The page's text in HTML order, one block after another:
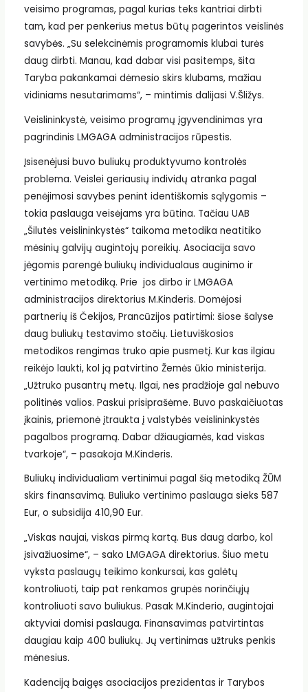
veisimo programas, pagal kurias teks kantriai dirbti
tam, kad per penkerius metus būtų pagerintos veislinės
savybės. „Su selekcinėmis programomis klubai turės
daug dirbti. Manau, kad dabar visi pasitemps, šita
Taryba pakankamai dėmesio skirs klubams, mažiau
vidiniams nesutarimams“, – mintimis dalijasi V.Šližys.
Veislininkystė, veisimo programų įgyvendinimas yra
pagrindinis LMGAGA administracijos rūpestis.
Įsisenėjusi buvo buliukų produktyvumo kontrolės
problema. Veislei geriausių individų atranka pagal
penėjimosi savybes penint identiškomis sąlygomis –
tokia paslauga veisėjams yra būtina. Tačiau UAB
„Šilutės veislininkystės“ taikoma metodika neatitiko
mėsinių galvijų augintojų poreikių. Asociacija savo
jėgomis parengė buliukų individualaus auginimo ir
vertinimo metodiką. Prie jos dirbo ir LMGAGA
administracijos direktorius M.Kinderis. Domėjosi
partnerių iš Čekijos, Prancūzijos patirtimi: šiose šalyse
daug buliukų testavimo stočių. Lietuviškosios
metodikos rengimas truko apie pusmetį. Kur kas ilgiau
reikėjo laukti, kol ją patvirtino Žemės ūkio ministerija.
„Užtruko pusantrų metų. Ilgai, nes pradžioje gal nebuvo
politinės valios. Paskui prisiprašėme. Buvo paskaičiuotas
įkainis, priemonė įtraukta į valstybės veislininkystės
pagalbos programą. Dabar džiaugiamės, kad viskas
tvarkoje“, – pasakoja M.Kinderis.
Buliukų individualiam vertinimui pagal šią metodiką ŽŪM
skirs finansavimą. Buliuko vertinimo paslauga sieks 587
Eur, o subsidija 410,90 Eur.
„Viskas naujai, viskas pirmą kartą. Bus daug darbo, kol
įsivažiuosime“, – sako LMGAGA direktorius. Šiuo metu
vyksta paslaugų teikimo konkursai, kas galėtų
kontroliuoti, taip pat renkamos grupės norinčiųjų
kontroliuoti savo buliukus. Pasak M.Kinderio, augintojai
aktyviai domisi paslauga. Finansavimas patvirtintas
daugiau kaip 400 buliukų. Jų vertinimas užtruks penkis
mėnesius.
Kadenciją baigęs asociacijos prezidentas ir Tarybos